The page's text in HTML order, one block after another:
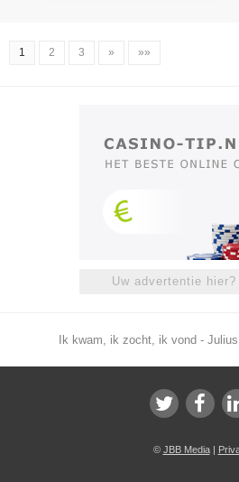
1 2 3 » »»
Uw advertentie
Ik kwam, ik zocht, ik vond -
© JBB Media|